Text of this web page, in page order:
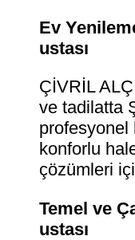
Ev
ustası
ÇİVRİL
ve tadilatta
profesyonel
konforlu
çözümleri
Temel ve
ustası